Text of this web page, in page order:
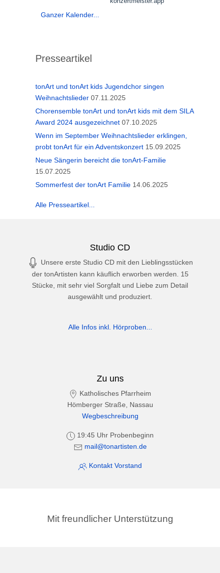
Ganzer Kalender...
Presseartikel
tonArt und tonArt kids Jugendchor singen
Weihnachtslieder 07.11.2025
Chorensemble tonArt und tonArt kids mit dem SILA
Award 2024 ausgezeichnet 07.10.2025
Wenn im September Weihnachtslieder erklingen,
probt tonArt für ein Adventskonzert 15.09.2025
Neue Sängerin bereicht die tonArt-Familie
15.07.2025
Sommerfest der tonArt Familie 14.06.2025
Alle Presseartikel...
Studio CD
Unsere erste Studio CD mit den Lieblingsstücken
der tonArtisten kann käuflich erworben werden. 15
Stücke, mit sehr viel Sorgfalt und Liebe zum Detail
ausgewählt und produziert.
Alle Infos inkl. Hörproben...
Zu uns
Katholisches Pfarrheim
Hömberger Straße, Nassau
Wegbeschreibung
19:45 Uhr Probenbeginn
mail@tonartisten.de
Kontakt Vorstand
Mit freundlicher Unterstützung